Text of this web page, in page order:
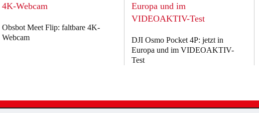
Obsbot Meet Flip: faltbare 4K-
Webcam
DJI Osmo Pocket 4P: jetzt in
Europa und im VIDEOAKTIV-
Test